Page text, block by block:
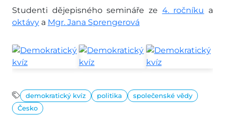
Studenti dějepisného semináře ze 4. ročníku a
oktávy a Mgr. Jana Sprengerová
demokratický kvíz politika
společenské vědy
Česko